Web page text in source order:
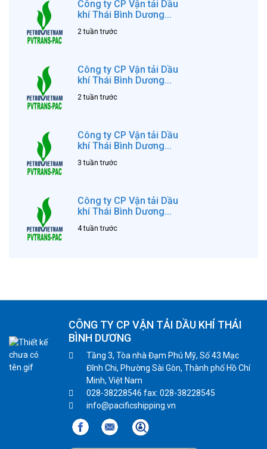
Công ty CP Vận tải Dầu
khí Thái Bình Dương...
2 tuần trước
Công ty CP Vận tải Dầu
khí Thái Bình Dương...
2 tuần trước
Công ty CP Vận tải Dầu
khí Thái Bình Dương...
3 tuần trước
Công ty CP Vận tải Dầu
khí Thái Bình Dương...
4 tuần trước
CÔNG TY CP VẬN TẢI DẦU KHÍ THÁI
BÌNH DƯƠNG
Tầng 3, Tòa nhà Đạm Phú Mỹ, Số 43 Mạc
Đĩnh Chi, Phường Sài Gòn, Thành phố Hồ Chí
Minh, Việt Nam
028-38228546 fax: 028-38228545
info@pacificshipping.vn